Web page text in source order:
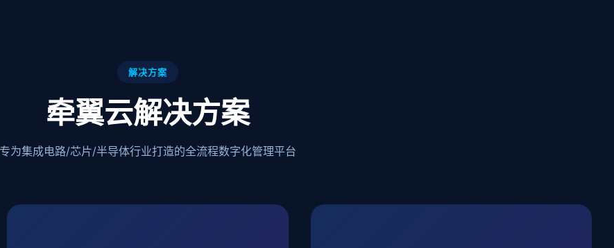
解决方案
牵翼云解决方案
专为集成电路/芯片/半导体行业打造的全流程数字化管理平台